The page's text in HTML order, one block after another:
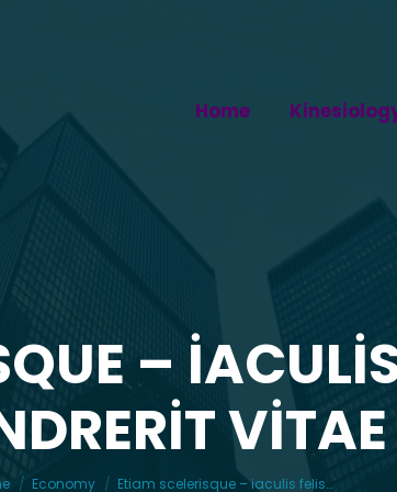
Home
–
VITAE
You are here:
Economy Etiam scelerisque – iaculis felis…